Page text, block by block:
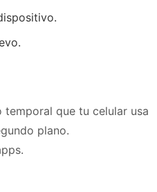
temporal que tu celular usa
plano.